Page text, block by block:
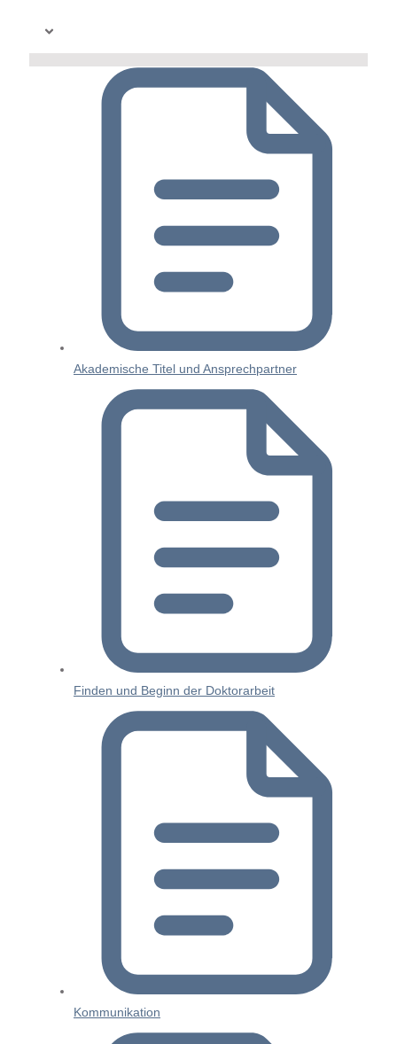
Akademische Titel und Ansprechpartner
Finden und Beginn der Doktorarbeit
Kommunikation